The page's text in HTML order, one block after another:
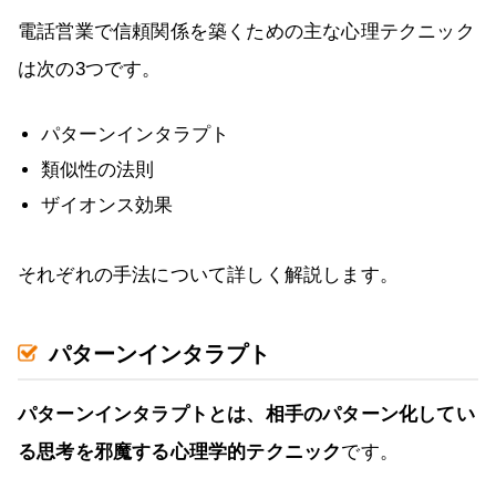
電話営業で信頼関係を築くための主な心理テクニック
は次の3つです。
パターンインタラプト
類似性の法則
ザイオンス効果
それぞれの手法について詳しく解説します。
パターンインタラプト
パターンインタラプトとは、相手のパターン化してい
る思考を邪魔する心理学的テクニックです。